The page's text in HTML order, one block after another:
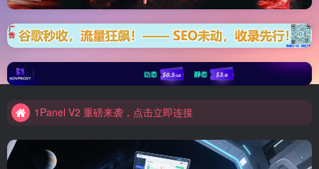
Elementor 模板资源装备库
1Panel V2 重磅来袭，点击立即连接
Elementor 模板资源装备库
1Panel V2 重磅来袭，点击立即连接